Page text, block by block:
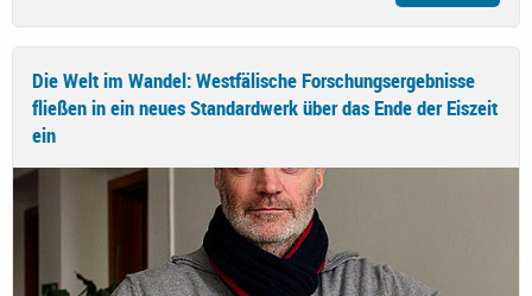
Die Welt im Wandel: Westfälische Forschungsergebnisse
fließen in ein neues Standardwerk über das Ende der Eiszeit
ein